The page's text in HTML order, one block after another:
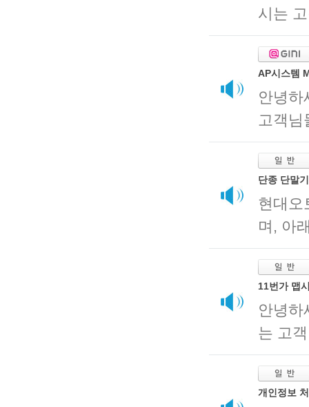
시는
AP시스템
안녕하
고객님
단종 단말
현대오
며, 아
11번가 맵
안녕하
는 고
개인정보